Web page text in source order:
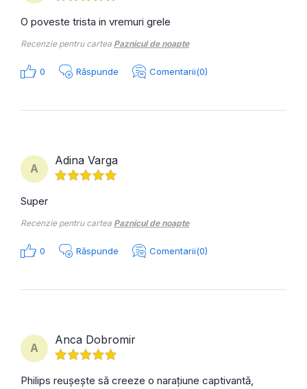
O poveste trista in vremuri grele
Recenzie pentru cartea Paznicul de noapte
0 Răspunde Comentarii(0)
A
Adina Varga
Super
Recenzie pentru cartea Paznicul de noapte
0 Răspunde Comentarii(0)
A
Anca Dobromir
Philips reușește să creeze o narațiune captivantă,